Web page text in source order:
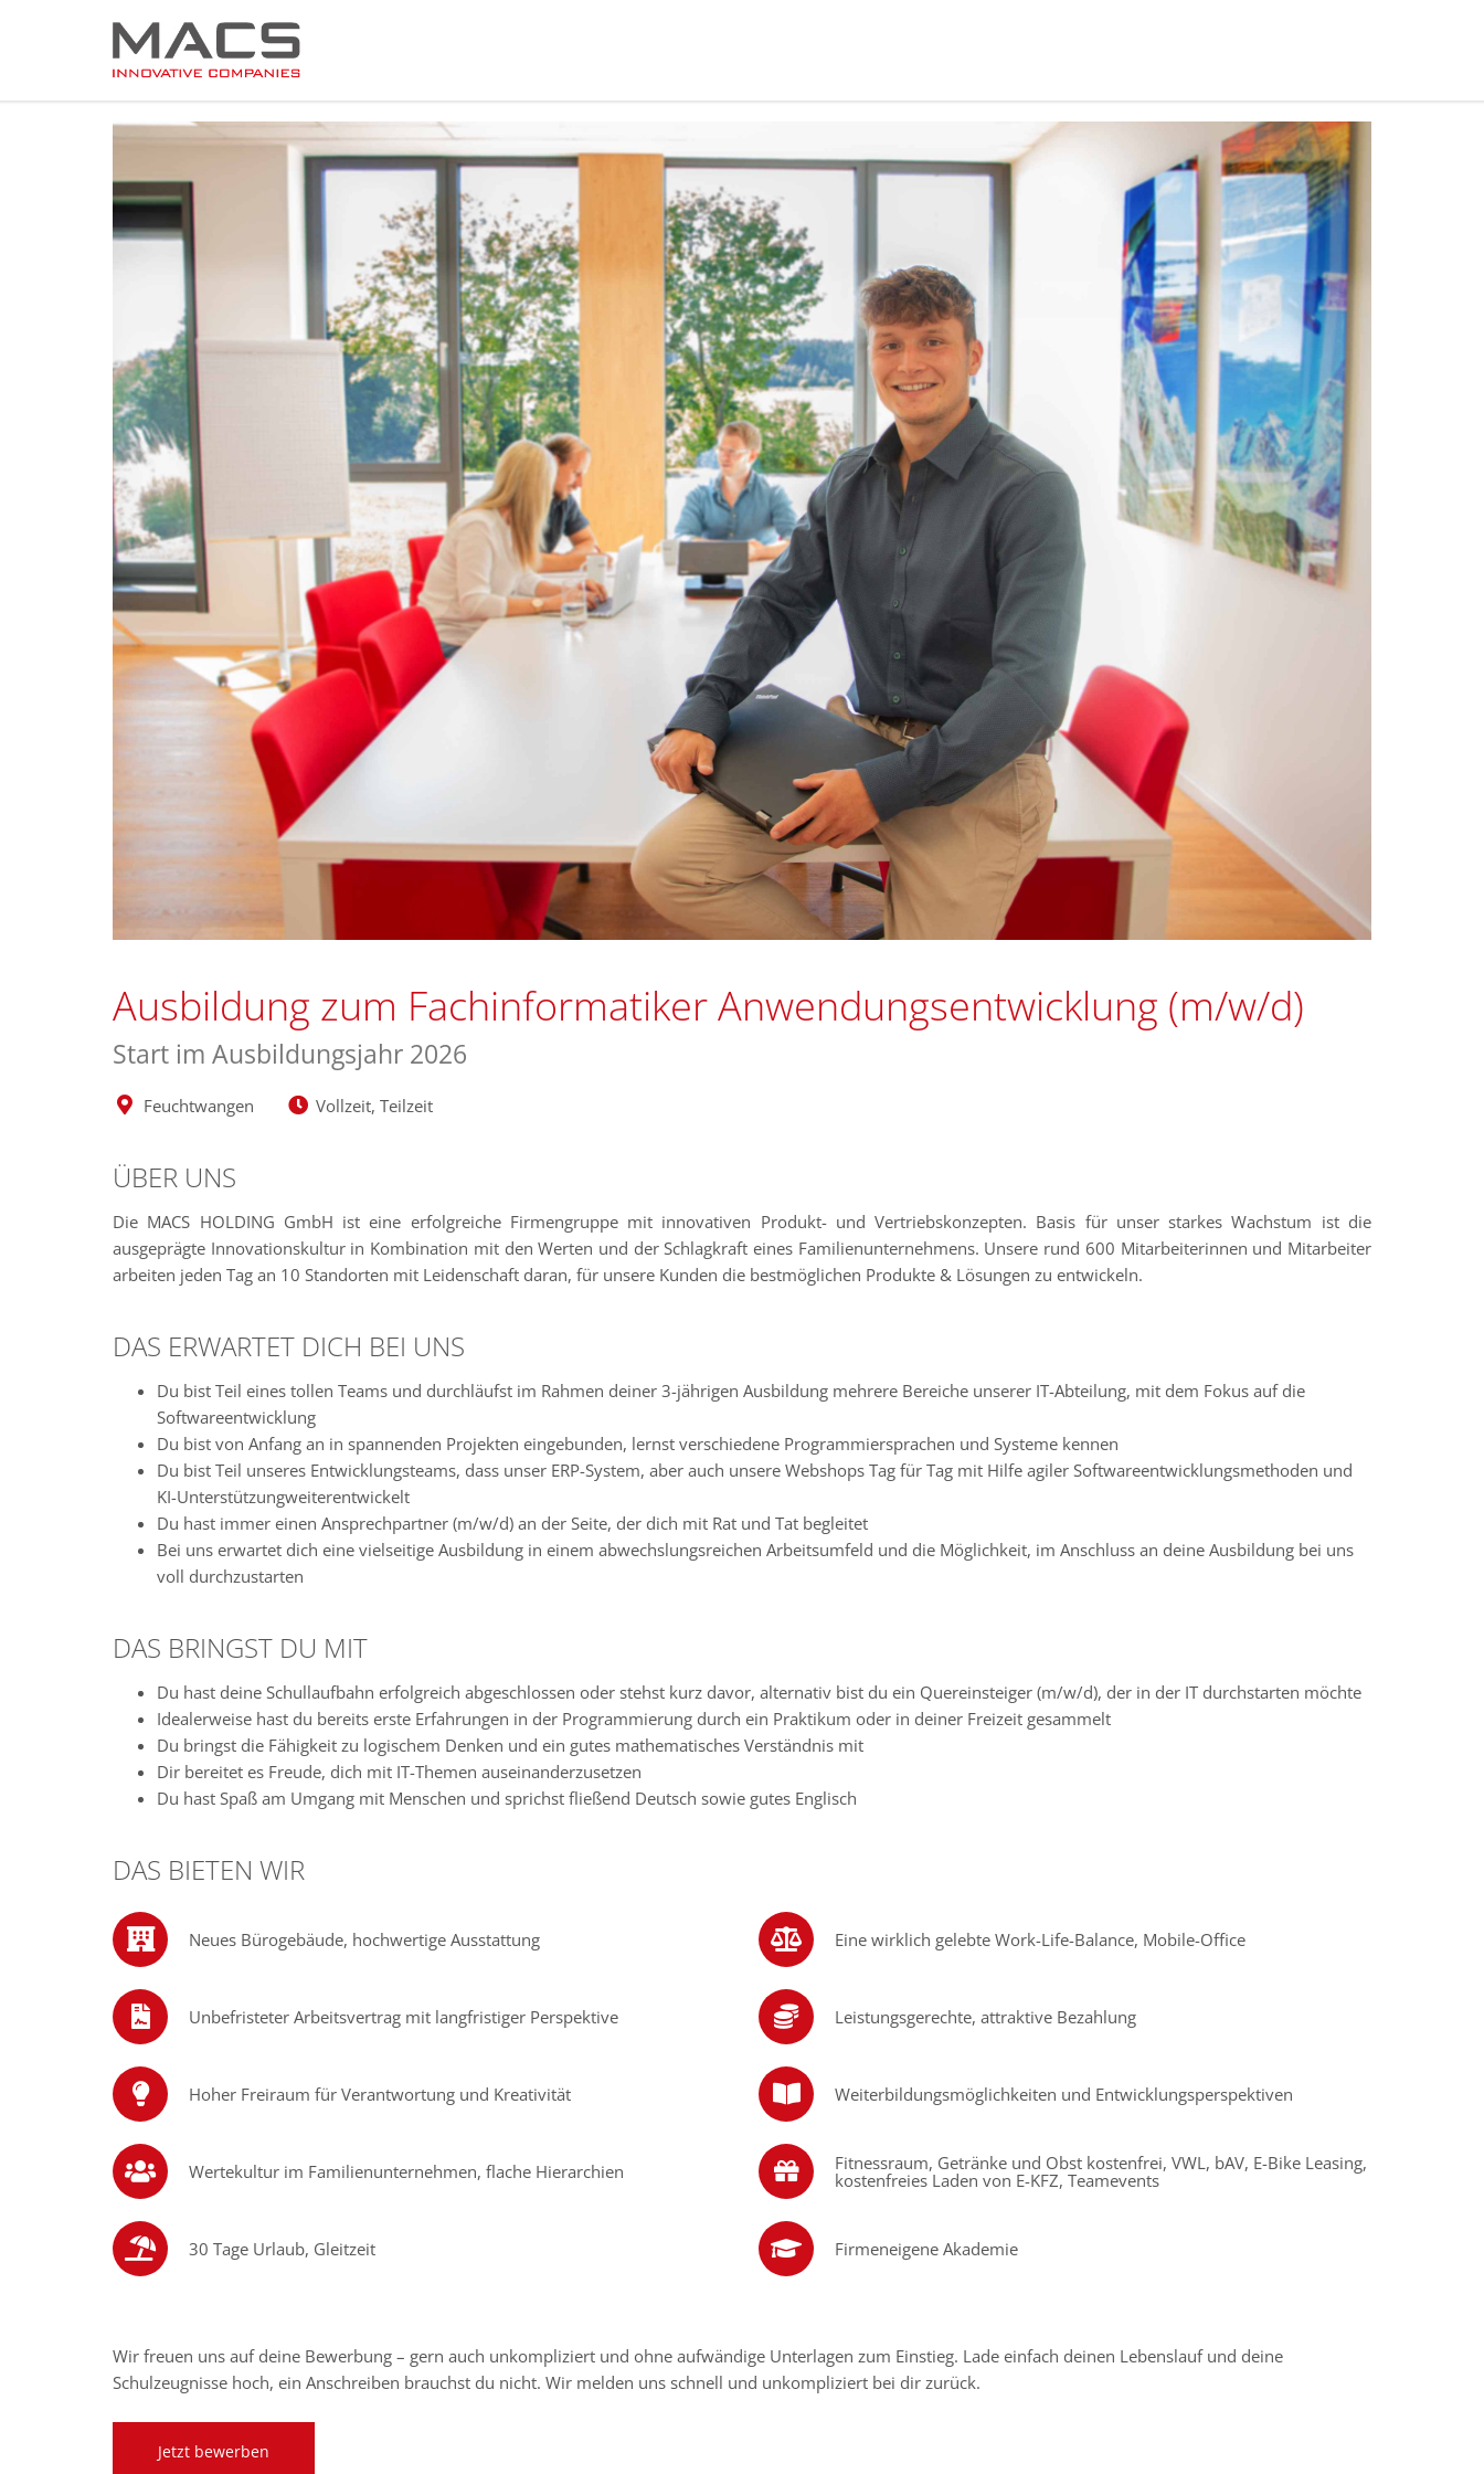
Ausbildung zum Fachinformatiker Anwendungsentwicklung (m/w/d)
Start im Ausbildungsjahr 2026
Feuchtwangen Vollzeit, Teilzeit
ÜBER UNS
Die MACS HOLDING GmbH ist eine erfolgreiche Firmengruppe mit innovativen Produkt- und Vertriebskonzepten. Basis für unser starkes Wachstum ist die
ausgeprägte Innovationskultur in Kombination mit den Werten und der Schlagkraft eines Familienunternehmens. Unsere rund 600 Mitarbeiterinnen und Mitarbeiter
arbeiten jeden Tag an 10 Standorten mit Leidenschaft daran, für unsere Kunden die bestmöglichen Produkte & Lösungen zu entwickeln.
DAS ERWARTET DICH BEI UNS
Du bist Teil eines tollen Teams und durchläufst im Rahmen deiner 3-jährigen Ausbildung mehrere Bereiche unserer IT-Abteilung, mit dem Fokus auf die
Softwareentwicklung
Du bist von Anfang an in spannenden Projekten eingebunden, lernst verschiedene Programmiersprachen und Systeme kennen
Du bist Teil unseres Entwicklungsteams, dass unser ERP-System, aber auch unsere Webshops Tag für Tag mit Hilfe agiler Softwareentwicklungsmethoden und
KI-Unterstützungweiterentwickelt
Du hast immer einen Ansprechpartner (m/w/d) an der Seite, der dich mit Rat und Tat begleitet
Bei uns erwartet dich eine vielseitige Ausbildung in einem abwechslungsreichen Arbeitsumfeld und die Möglichkeit, im Anschluss an deine Ausbildung bei uns
voll durchzustarten
DAS BRINGST DU MIT
Du hast deine Schullaufbahn erfolgreich abgeschlossen oder stehst kurz davor, alternativ bist du ein Quereinsteiger (m/w/d), der in der IT durchstarten möchte
Idealerweise hast du bereits erste Erfahrungen in der Programmierung durch ein Praktikum oder in deiner Freizeit gesammelt
Du bringst die Fähigkeit zu logischem Denken und ein gutes mathematisches Verständnis mit
Dir bereitet es Freude, dich mit IT-Themen auseinanderzusetzen
Du hast Spaß am Umgang mit Menschen und sprichst fließend Deutsch sowie gutes Englisch
DAS BIETEN WIR
Neues Bürogebäude, hochwertige Ausstattung Eine wirklich gelebte Work-Life-Balance, Mobile-Office
Unbefristeter Arbeitsvertrag mit langfristiger Perspektive Leistungsgerechte, attraktive Bezahlung
Hoher Freiraum für Verantwortung und Kreativität Weiterbildungsmöglichkeiten und Entwicklungsperspektiven
Wertekultur im Familienunternehmen, flache Hierarchien
Fitnessraum, Getränke und Obst kostenfrei, VWL, bAV, E-Bike Leasing,
kostenfreies Laden von E-KFZ, Teamevents
30 Tage Urlaub, Gleitzeit Firmeneigene Akademie
Wir freuen uns auf deine Bewerbung – gern auch unkompliziert und ohne aufwändige Unterlagen zum Einstieg. Lade einfach deinen Lebenslauf und deine
Schulzeugnisse hoch, ein Anschreiben brauchst du nicht. Wir melden uns schnell und unkompliziert bei dir zurück.
Jetzt bewerben